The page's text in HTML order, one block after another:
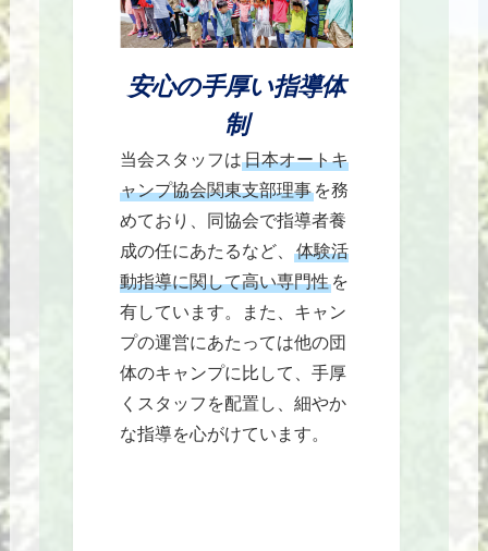
安心の手厚い指導体
制
当会スタッフは日本オートキ
ャンプ協会関東支部理事を務
めており、同協会で指導者養
成の任にあたるなど、
体験活
動指導に関して高い専門性を
有しています。また、キャン
プの運営にあたっては他の団
体のキャンプに比して、手厚
くスタッフを配置し、細やか
な指導を心がけています。